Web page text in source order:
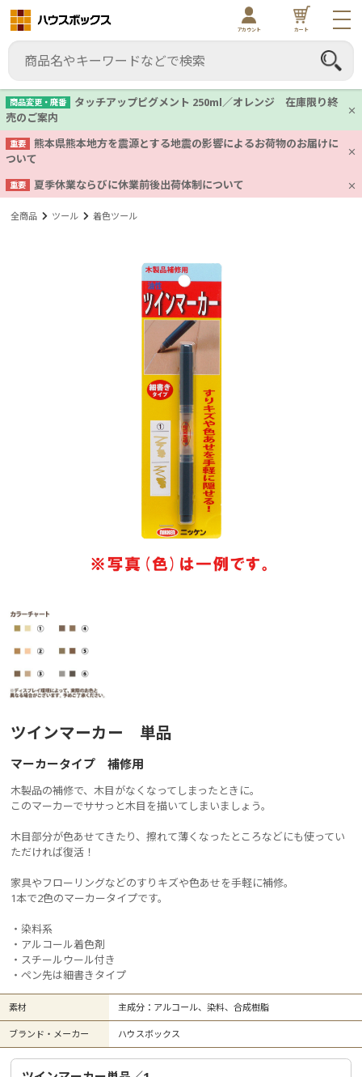
商品変更・廃番
タッチアップピグメント 250ml／オレンジ 在庫限り終
売のご案内
重要
熊本県熊本地方を震源とする地震の影響によるお荷物のお届けに
ついて
重要 夏季休業ならびに休業前後出荷体制について
アカウント カート
全商品 ツール 着色ツール
ツインマーカー 単品
マーカータイプ 補修用
木製品の補修で、木目がなくなってしまったときに。
このマーカーでササっと木目を描いてしまいましょう。
木目部分が色あせてきたり、擦れて薄くなったところなどにも使ってい
ただければ復活！
家具やフローリングなどのすりキズや色あせを手軽に補修。
1本で2色のマーカータイプです。
・染料系
・アルコール着色剤
・スチールウール付き
・ペン先は細書きタイプ
素材 主成分：アルコール、染料、合成樹脂
ブランド・メーカー ハウスボックス